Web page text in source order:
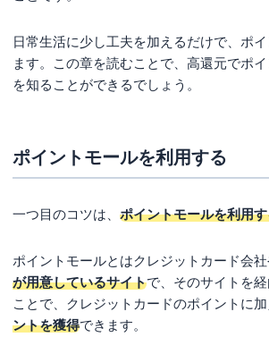
日常生活に少し工夫を加えるだけで、ポ
ます。この章を読むことで、高還元でポ
を知ることができるでしょう。
ポイントモールを利用する
一つ目のコツは、 ポイントモールを利用
ポイントモールとはクレジットカード会
が用意しているサイトで、そのサイトを
ことで、クレジットカードのポイントに加
ントを獲得できます。